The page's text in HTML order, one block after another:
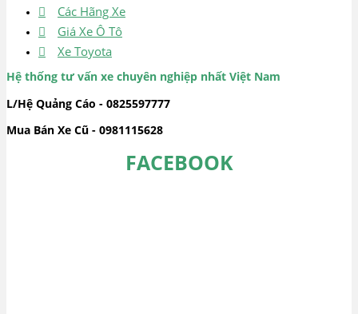
Các Hãng Xe
Giá Xe Ô Tô
Xe Toyota
Hệ thống tư vấn xe chuyên nghiệp nhất Việt Nam
L/Hệ Quảng Cáo - 0825597777
Mua Bán Xe Cũ - 0981115628
FACEBOOK